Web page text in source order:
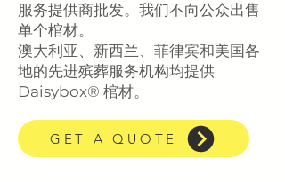
服务提供商批发。我们不向公众出售
单个棺材。
澳大利亚、新西兰、菲律宾和美国各
地的先进殡葬服务机构均提供
Daisybox® 棺材。
GET A QUOTE